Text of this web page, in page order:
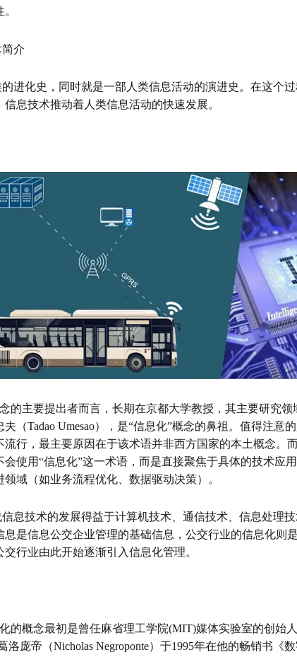
介
进化史，同时就是一部人类信息活动的演进史。在这个
息技术推动着人类信息活动的快速发展。
的主要提出者而言，长期在京都大学教授，其主要研究
夫（Tadao Umesao），是“信息化”概念的鼻祖。值得注意
流行，最主要原因在于该术语并非西方国家的本土概念。
会使用“信息化”这一术语，而是直接聚焦于具体的技术应
域（如业务流程优化、数据驱动决策）。
息技术的发展得益于计算机技术、通信技术、信息处理
息是信息公交企业管理的基础信息，公交行业的信息化则
行业由此开始逐渐引入信息化管理。
的概念最初是曾任麻省理工学院(MIT)媒体实验室的创始
洛庞帝（Nicholas Negroponte）于1995年在他的畅销书《